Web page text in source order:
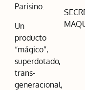
Parisino.
Un
producto
“mágico”,
superdotado,
trans-
generacional,